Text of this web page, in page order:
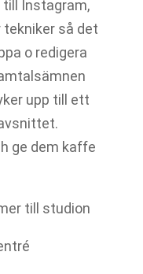
Instagram,
tekniker så det
o redigera
upp till ett
ge dem kaffe
till studion